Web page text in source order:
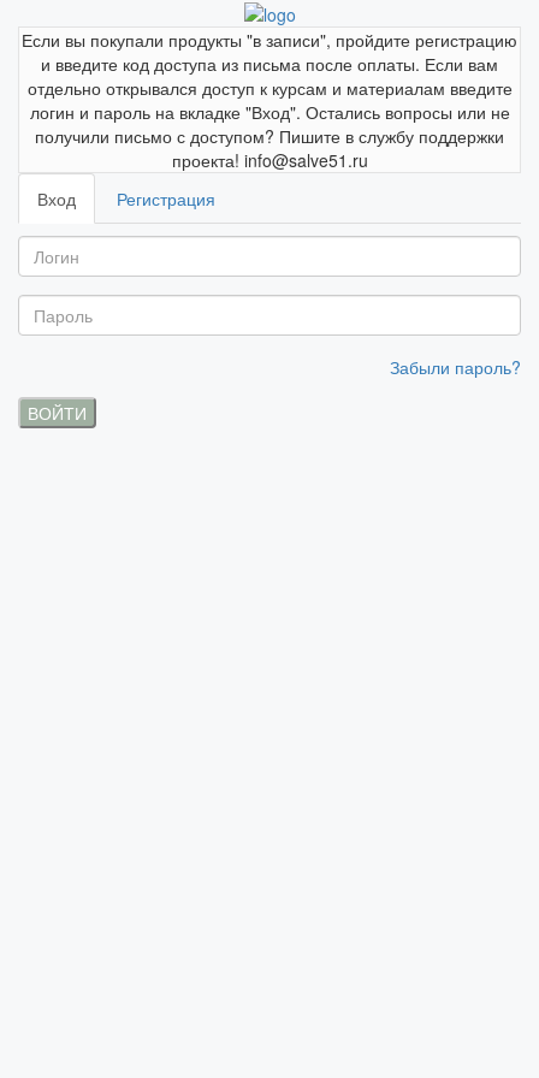
Если вы покупали продукты "в записи", пройдите регистрацию
и введите код доступа из письма после оплаты. Если вам
отдельно открывался доступ к курсам и материалам введите
логин и пароль на вкладке "Вход". Остались вопросы или не
получили письмо с доступом? Пишите в службу поддержки
проекта! info@salve51.ru
Вход
Регистрация
Забыли пароль?
ВОЙТИ